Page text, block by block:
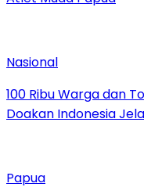
Nasional
100 Ribu Warga dan
Doakan Indonesia
Papua